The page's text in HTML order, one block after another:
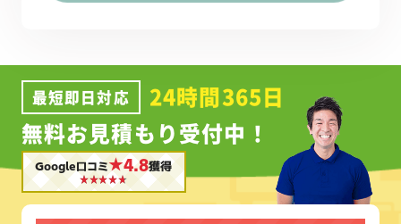
最短即日対応
24時間365日
無料お見積もり受付中！
Google口コミ★4.8獲得